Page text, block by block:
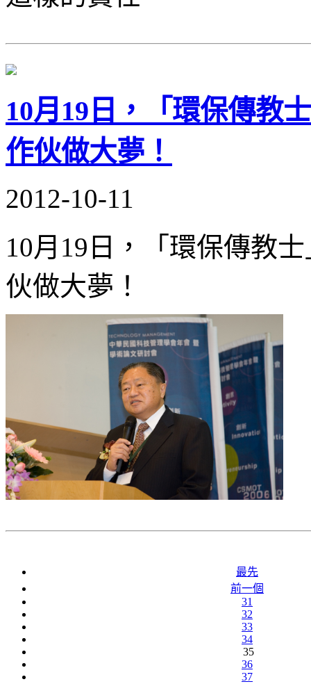
10月19日，「環保傳教
作伙做大夢！
2012-10-11
10月19日，「環保傳教
伙做大夢！
最先
前一個
31
32
33
34
35
36
37